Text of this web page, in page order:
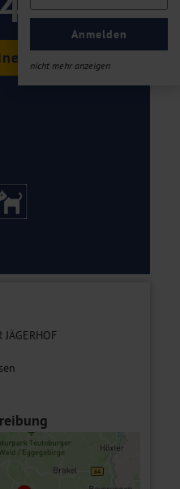
Anmelden
nicht mehr anzeigen
& Preise